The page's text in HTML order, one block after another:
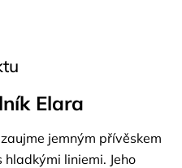
Elara
jemným přívěskem
liniemi. Jeho